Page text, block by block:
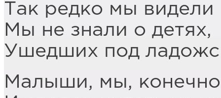
Так редко мы видели
Мы не знали о детях,
Ушедших под
Малыши, мы,